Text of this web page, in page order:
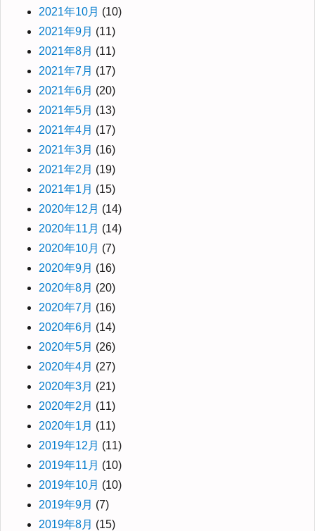
2021年10月 (10)
2021年9月 (11)
2021年8月 (11)
2021年7月 (17)
2021年6月 (20)
2021年5月 (13)
2021年4月 (17)
2021年3月 (16)
2021年2月 (19)
2021年1月 (15)
2020年12月 (14)
2020年11月 (14)
2020年10月 (7)
2020年9月 (16)
2020年8月 (20)
2020年7月 (16)
2020年6月 (14)
2020年5月 (26)
2020年4月 (27)
2020年3月 (21)
2020年2月 (11)
2020年1月 (11)
2019年12月 (11)
2019年11月 (10)
2019年10月 (10)
2019年9月 (7)
2019年8月 (15)